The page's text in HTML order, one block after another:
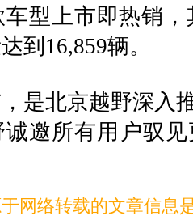
型上市即热销，
到 16,859辆。
是北京越野深入
邀所有用户驭
络转载的文章信息